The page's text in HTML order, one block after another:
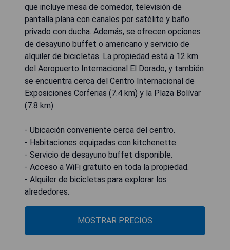
que incluye mesa de comedor, televisión de
pantalla plana con canales por satélite y baño
privado con ducha. Además, se ofrecen opciones
de desayuno buffet o americano y servicio de
alquiler de bicicletas. La propiedad está a 12 km
del Aeropuerto Internacional El Dorado, y también
se encuentra cerca del Centro Internacional de
Exposiciones Corferias (7.4 km) y la Plaza Bolívar
(7.8 km).
- Ubicación conveniente cerca del centro.
- Habitaciones equipadas con kitchenette.
- Servicio de desayuno buffet disponible.
- Acceso a WiFi gratuito en toda la propiedad.
- Alquiler de bicicletas para explorar los
alrededores.
MOSTRAR PRECIOS